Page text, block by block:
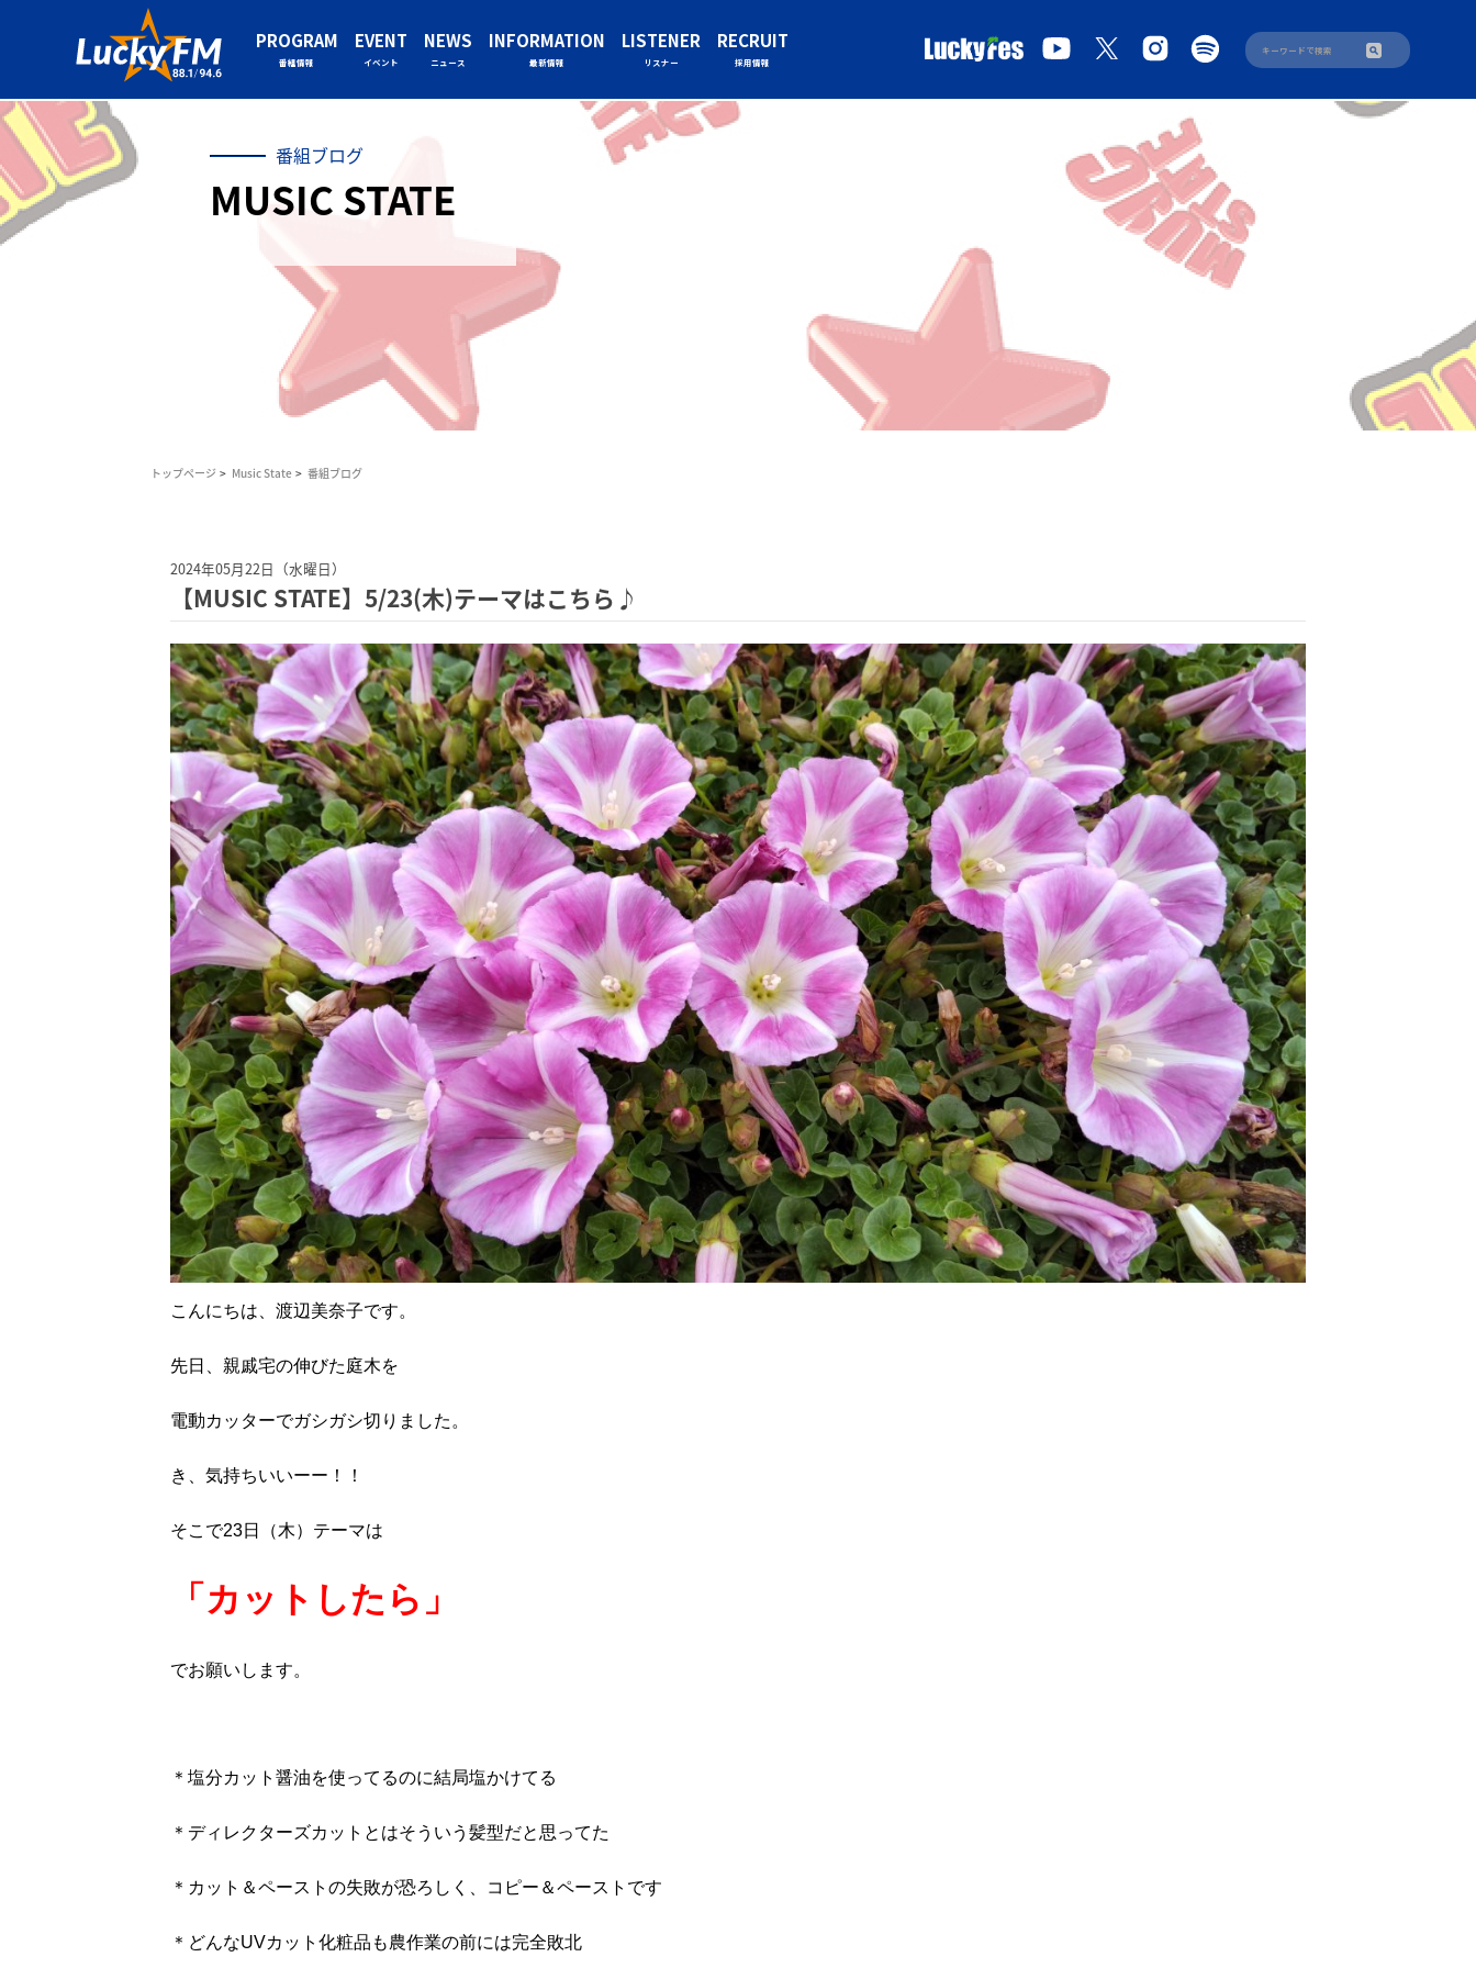
PROGRAM
番組情報
EVENT
イベント
NEWS
ニュース
INFORMATION
最新情報
LISTENER
リスナー
RECRUIT
採用情報
番組ブログ
MUSIC STATE
トップページ Music State 番組ブログ
2024年05月22日（水曜日）
【MUSIC STATE】5/23(木)テーマはこちら♪
こんにちは、渡辺美奈子です。
先日、親戚宅の伸びた庭木を
電動カッターでガシガシ切りました。
き、気持ちいいーー！！
そこで23日（木）テーマは
「カットしたら」
でお願いします。
＊塩分カット醤油を使ってるのに結局塩かけてる
＊ディレクターズカットとはそういう髪型だと思ってた
＊カット＆ペーストの失敗が恐ろしく、コピー＆ペーストです
＊どんなUVカット化粧品も農作業の前には完全敗北